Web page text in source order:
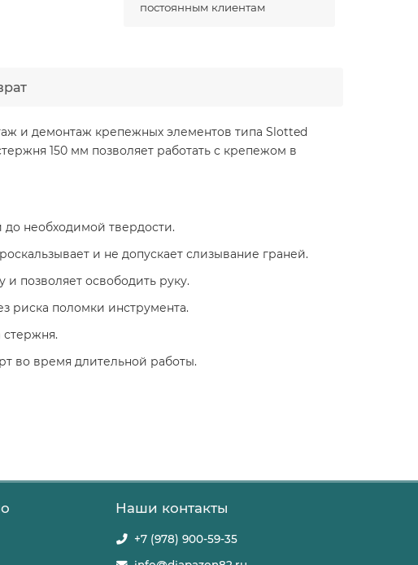
постоянным клиентам
и демонтаж крепежных элементов типа Slotted
150 мм позволяет работать с крепежом в
до необходимой твердости.
и не допускает слизывание граней.
позволяет освободить руку.
риска поломки инструмента.
во время длительной работы.
Наши контакты
+7 (978) 900-59-35